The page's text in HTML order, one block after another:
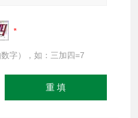
字），如：三加四=7